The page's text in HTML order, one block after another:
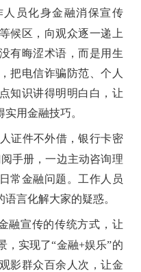
人员化身金融消保宣传
候区，向观众逐一递上
有晦涩术语，而是用生
把电信诈骗防范、个人
知识讲得明明白白，让
实用金融技巧。
证件不外借，银行卡密
手册，一边主动咨询理
常金融问题。工作人员
言化解大家的疑惑。
融宣传的传统方式 ， 让
，实现了“金融+娱乐”的
影群众百余人次，让金